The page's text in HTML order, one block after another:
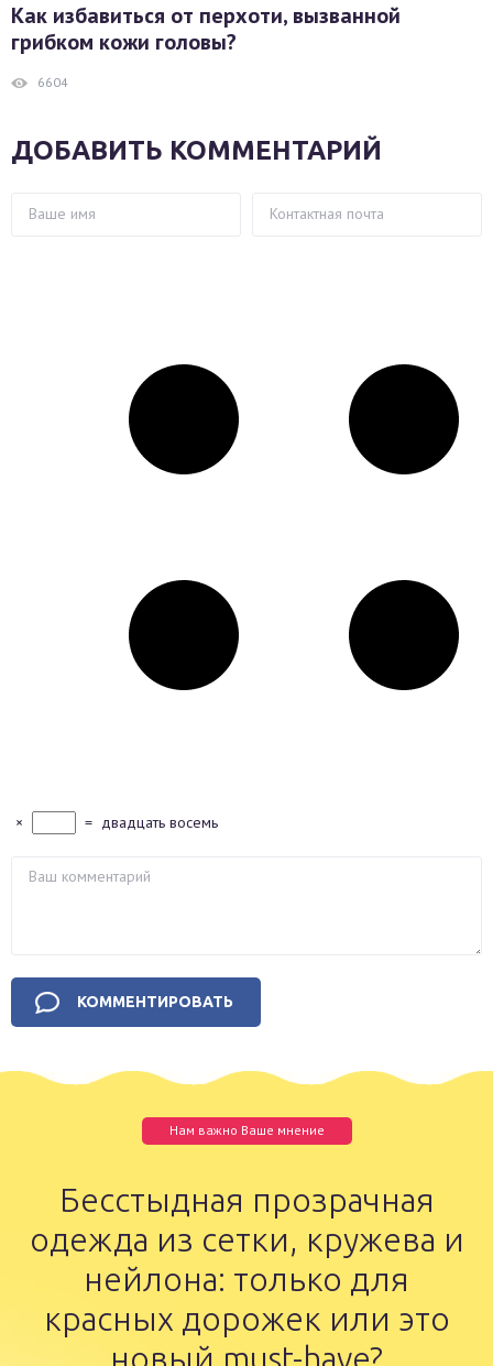
Как избавиться от перхоти, вызванной
грибком кожи головы?
6604
ДОБАВИТЬ КОММЕНТАРИЙ
× = двадцать восемь
Нам важно Ваше мнение
Бесстыдная прозрачная
одежда из сетки, кружева и
нейлона: только для
красных дорожек или это